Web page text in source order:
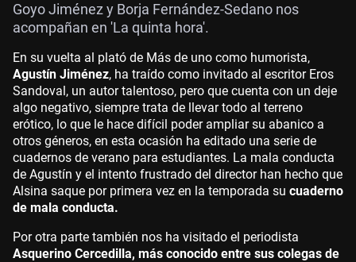
Goyo Jiménez y Borja Fernández-Sedano nos
acompañan en 'La quinta hora'.
En su vuelta al plató de Más de uno como humorista,
Agustín Jiménez, ha traído como invitado al escritor Eros
Sandoval, un autor talentoso, pero que cuenta con un deje
algo negativo, siempre trata de llevar todo al terreno
erótico, lo que le hace difícil poder ampliar su abanico a
otros géneros, en esta ocasión ha editado una serie de
cuadernos de verano para estudiantes. La mala conducta
de Agustín y el intento frustrado del director han hecho que
Alsina saque por primera vez en la temporada su cuaderno
de mala conducta.
Por otra parte también nos ha visitado el periodista
Asquerino Cercedilla, más conocido entre sus colegas de